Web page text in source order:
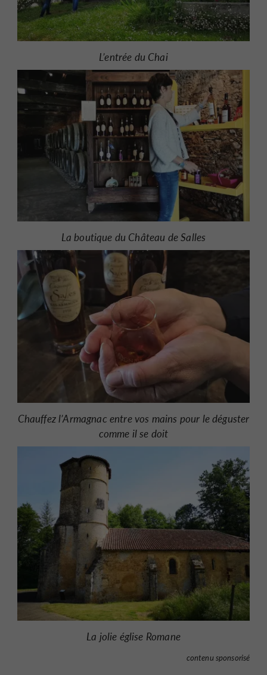
L’entrée du Chai
La boutique du Château de Salles
Chauffez l’Armagnac entre vos mains pour le déguster
comme il se doit
La jolie église Romane
contenu sponsorisé